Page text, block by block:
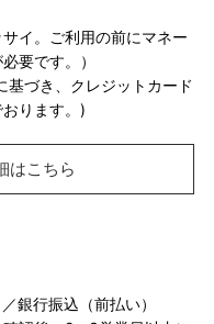
イ。ご利用の前にマネー
要です。）
基づき、クレジットカード
ります。)
はこちら
銀行振込（前払い）